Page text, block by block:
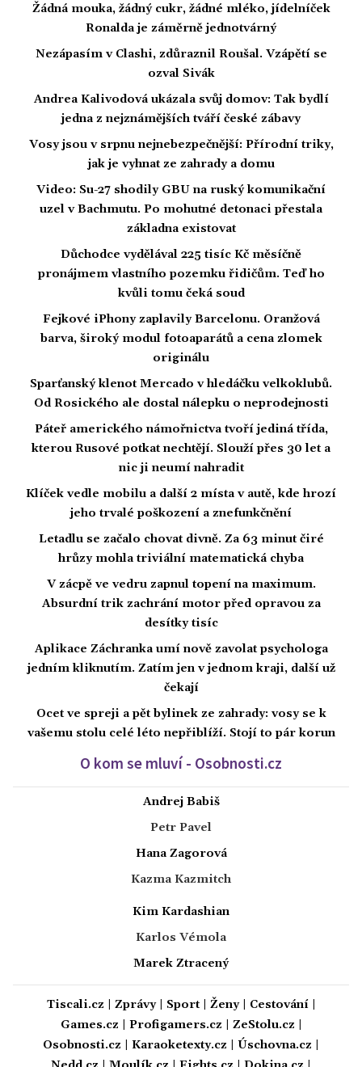
Žádná mouka, žádný cukr, žádné mléko, jídelníček
Ronalda je záměrně jednotvárný
Nezápasím v Clashi, zdůraznil Roušal. Vzápětí se
ozval Sivák
Andrea Kalivodová ukázala svůj domov: Tak bydlí
jedna z nejznámějších tváří české zábavy
Vosy jsou v srpnu nejnebezpečnější: Přírodní triky,
jak je vyhnat ze zahrady a domu
Video: Su-27 shodily GBU na ruský komunikační
uzel v Bachmutu. Po mohutné detonaci přestala
základna existovat
Důchodce vydělával 225 tisíc Kč měsíčně
pronájmem vlastního pozemku řidičům. Teď ho
kvůli tomu čeká soud
Fejkové iPhony zaplavily Barcelonu. Oranžová
barva, široký modul fotoaparátů a cena zlomek
originálu
Sparťanský klenot Mercado v hledáčku velkoklubů.
Od Rosického ale dostal nálepku o neprodejnosti
Páteř amerického námořnictva tvoří jediná třída,
kterou Rusové potkat nechtějí. Slouží přes 30 let a
nic ji neumí nahradit
Klíček vedle mobilu a další 2 místa v autě, kde hrozí
jeho trvalé poškození a znefunkčnění
Letadlu se začalo chovat divně. Za 63 minut čiré
hrůzy mohla triviální matematická chyba
V zácpě ve vedru zapnul topení na maximum.
Absurdní trik zachrání motor před opravou za
desítky tisíc
Aplikace Záchranka umí nově zavolat psychologa
jedním kliknutím. Zatím jen v jednom kraji, další už
čekají
Ocet ve spreji a pět bylinek ze zahrady: vosy se k
vašemu stolu celé léto nepřiblíží. Stojí to pár korun
O kom se mluví - Osobnosti.cz
Andrej Babiš
Petr Pavel
Hana Zagorová
Kazma Kazmitch
Kim Kardashian
Karlos Vémola
Marek Ztracený
Tiscali.cz Zprávy| Sport| Ženy| Cestování|
Games.cz
Profigamers.cz ZeStolu.cz
Osobnosti.cz
Karaoketexty.cz Úschovna.cz